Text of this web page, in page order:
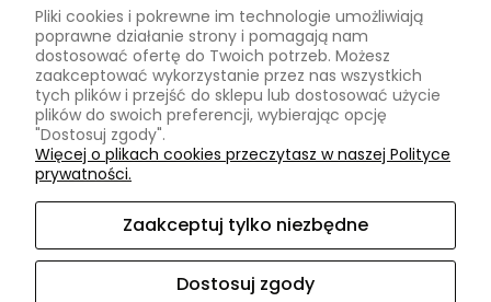
Czas i koszty dostawy
Czas realizacji zamówienia
Informacje
O nas
Kontakt
Pliki cookies i pokrewne im technologie umożliwiają
poprawne działanie strony i pomagają nam
dostosować ofertę do Twoich potrzeb. Możesz
zaakceptować wykorzystanie przez nas wszystkich
tych plików i przejść do sklepu lub dostosować użycie
plików do swoich preferencji, wybierając opcję
"Dostosuj zgody".
Więcej o plikach cookies przeczytasz w naszej Polityce
prywatności.
Zaakceptuj tylko niezbędne
Dostosuj zgody